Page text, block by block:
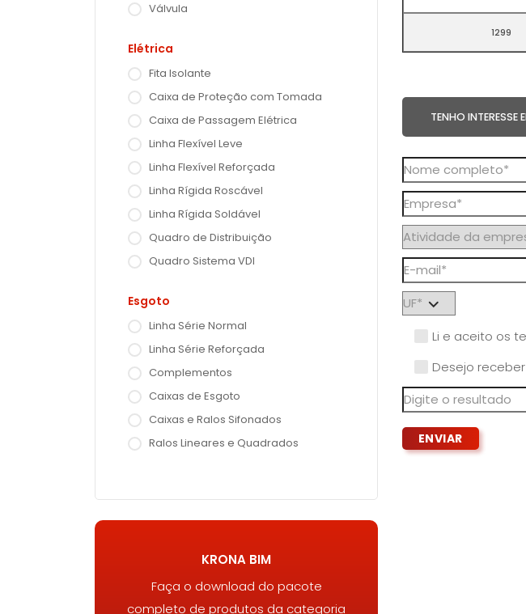
Válvula
Elétrica
Fita Isolante
Caixa de Proteção com Tomada
Caixa de Passagem Elétrica
Linha Flexível Leve
Linha Flexível Reforçada
Linha Rígida Roscável
Linha Rígida Soldável
Quadro de Distribuição
Quadro Sistema VDI
Esgoto
Linha Série Normal
Linha Série Reforçada
Complementos
Caixas de Esgoto
Caixas e Ralos Sifonados
Ralos Lineares e Quadrados
KRONA BIM
Faça o download do pacote
completo de produtos da categoria
1299
TENHO INTERESSE
Li e aceito os
Desejo